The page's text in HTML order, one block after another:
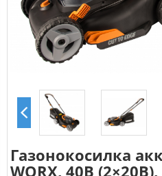
Газонокосилка
WORX, 40В